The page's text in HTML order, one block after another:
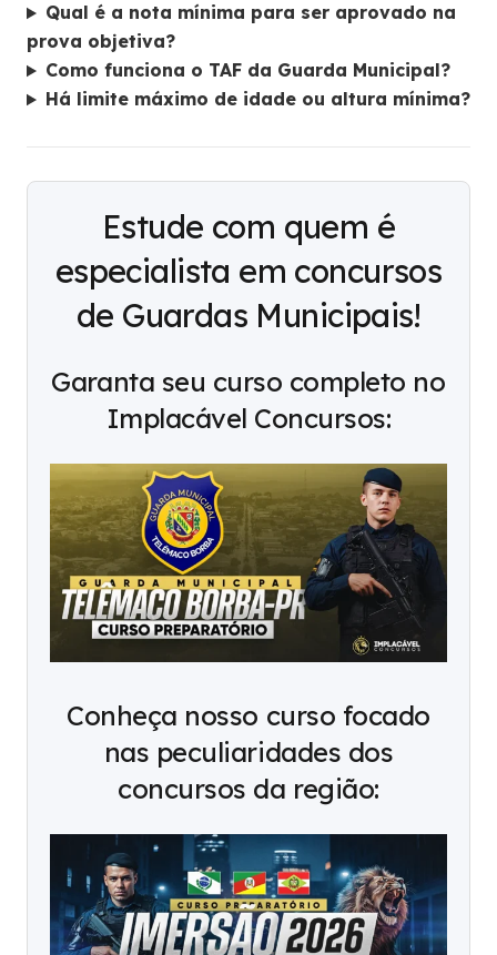
Qual é a nota mínima para ser aprovado na
prova objetiva?
Como funciona o TAF da Guarda Municipal?
Há limite máximo de idade ou altura mínima?
Estude com quem é
especialista em concursos
de Guardas Municipais!
Garanta seu curso completo no
Implacável Concursos:
Conheça nosso curso focado
nas peculiaridades dos
concursos da região: